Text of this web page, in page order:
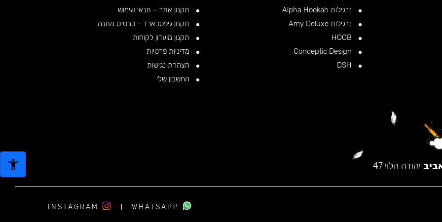
נרגילות Alpha Hookah
נרגילות Amy Deluxe
תקנון אתר – תנאי שימוש
תקנון גיפטכארד – כרטיס מתנה
תקנון מועדון לקוחות
מדיניות פרטיות
הצהרת נגישות
החשבון שלי
יהודה הלוי 47
WHATSAPP
INSTAGRAM